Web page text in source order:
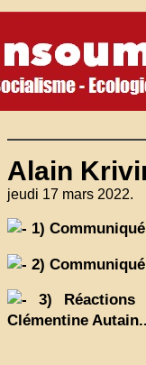
Alain
jeudi 17 mars 2022.
1)
2)
3) Réactions
Clémentine